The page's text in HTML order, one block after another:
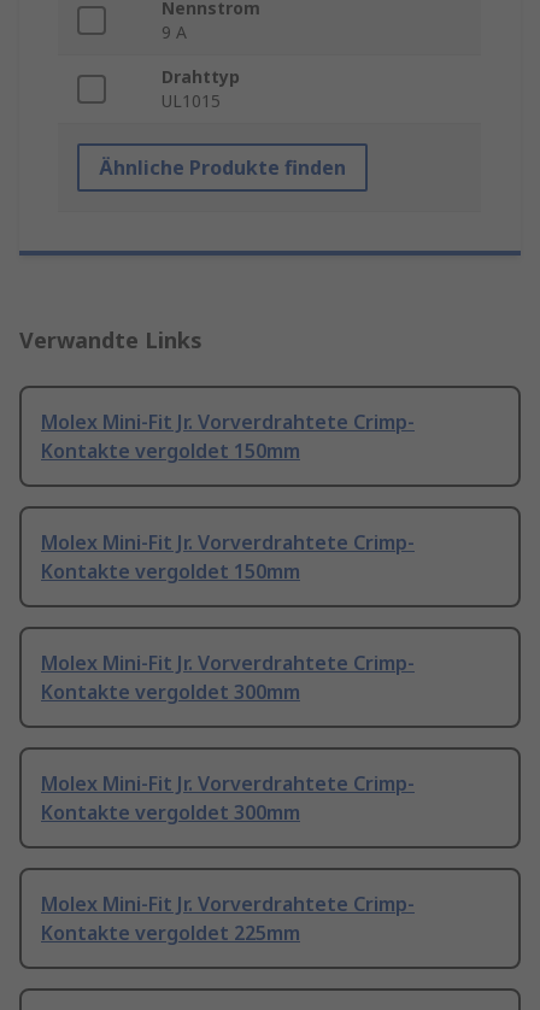
Nennstrom
9 A
Drahttyp
UL1015
Ähnliche Produkte finden
Verwandte Links
Molex Mini-Fit Jr. Vorverdrahtete Crimp-
Kontakte vergoldet 150mm
Molex Mini-Fit Jr. Vorverdrahtete Crimp-
Kontakte vergoldet 150mm
Molex Mini-Fit Jr. Vorverdrahtete Crimp-
Kontakte vergoldet 300mm
Molex Mini-Fit Jr. Vorverdrahtete Crimp-
Kontakte vergoldet 300mm
Molex Mini-Fit Jr. Vorverdrahtete Crimp-
Kontakte vergoldet 225mm